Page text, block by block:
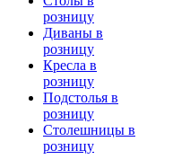
розницу
Диваны в
розницу
Кресла в
розницу
Подстолья в
розницу
Столешницы в
розницу